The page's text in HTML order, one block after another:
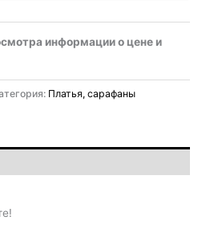
информации о цене и
Платья, сарафаны